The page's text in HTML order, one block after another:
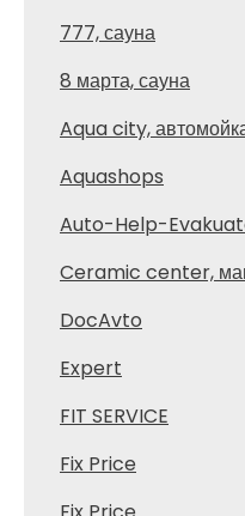
777, сауна
8 марта, сауна
Aqua city,
Aquashops
Auto-Help-
Ceramic center,
DocAvto
Expert
FIT SERVICE
Fix Price